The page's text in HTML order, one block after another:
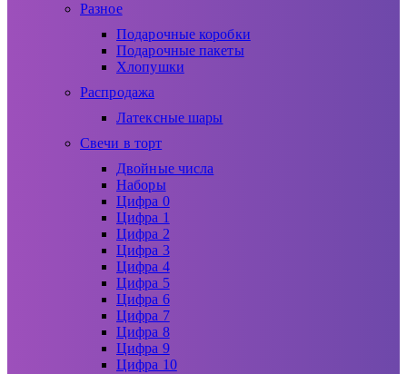
Разное
Подарочные коробки
Подарочные пакеты
Хлопушки
Распродажа
Латексные шары
Свечи в торт
Двойные числа
Наборы
Цифра 0
Цифра 1
Цифра 2
Цифра 3
Цифра 4
Цифра 5
Цифра 6
Цифра 7
Цифра 8
Цифра 9
Цифра 10